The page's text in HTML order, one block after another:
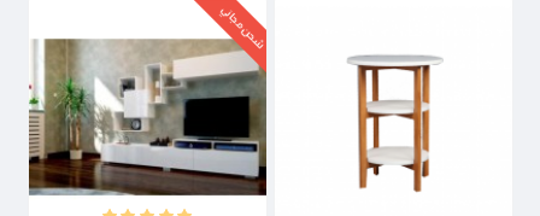
شحن مجاني